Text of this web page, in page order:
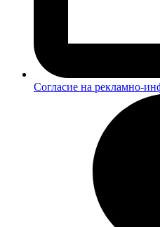
Согласие на рекламно-